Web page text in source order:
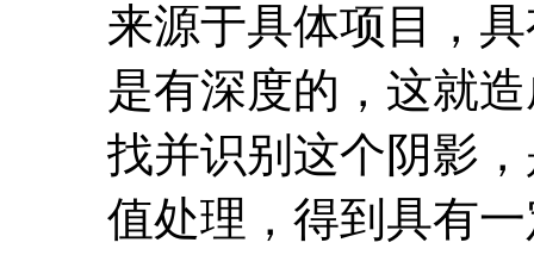
来源于具体项目，
是有深度的，这就
找并识别这个阴影
值处理，得到具有